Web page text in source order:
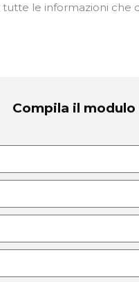
le informazioni che
Compila il modulo